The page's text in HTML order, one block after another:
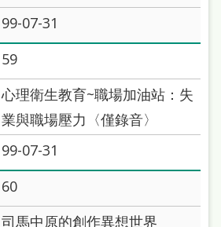
99-07-31
59
心理衛生教育~職場加油站：失
業與職場壓力〈僅錄音〉
99-07-31
60
司馬中原的創作異想世界